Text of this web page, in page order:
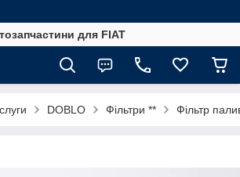
для FIAT
DOBLO Фільтри ** Фільтр